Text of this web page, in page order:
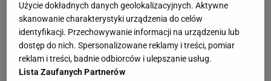
zdecydować na lepszą klasę użyteczności.
Grubość paneli laminowanych– wpływa nie
tylko na trwałość, ale też na izolację akustyczną,
a czasami będzie też wyznacznikiem, czy dany
Użycie dokładnych danych geolokalizacyjnych. Aktywne
skanowanie charakterystyki urządzenia do celów
identyfikacji. Przechowywanie informacji na urządzeniu lub
dostęp do nich. Spersonalizowane reklamy i treści, pomiar
reklam i treści, badnie odbiorców i ulepszanie usług.
Lista Zaufanych Partnerów